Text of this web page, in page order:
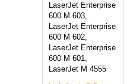
LaserJet Enterprise
600 M 603,
LaserJet Enterprise
600 M 602,
LaserJet Enterprise
600 M 601,
LaserJet M 4555